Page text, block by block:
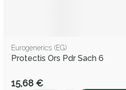
Eurogenerics (EG)
Protectis Ors Pdr Sach 6
15,68 €